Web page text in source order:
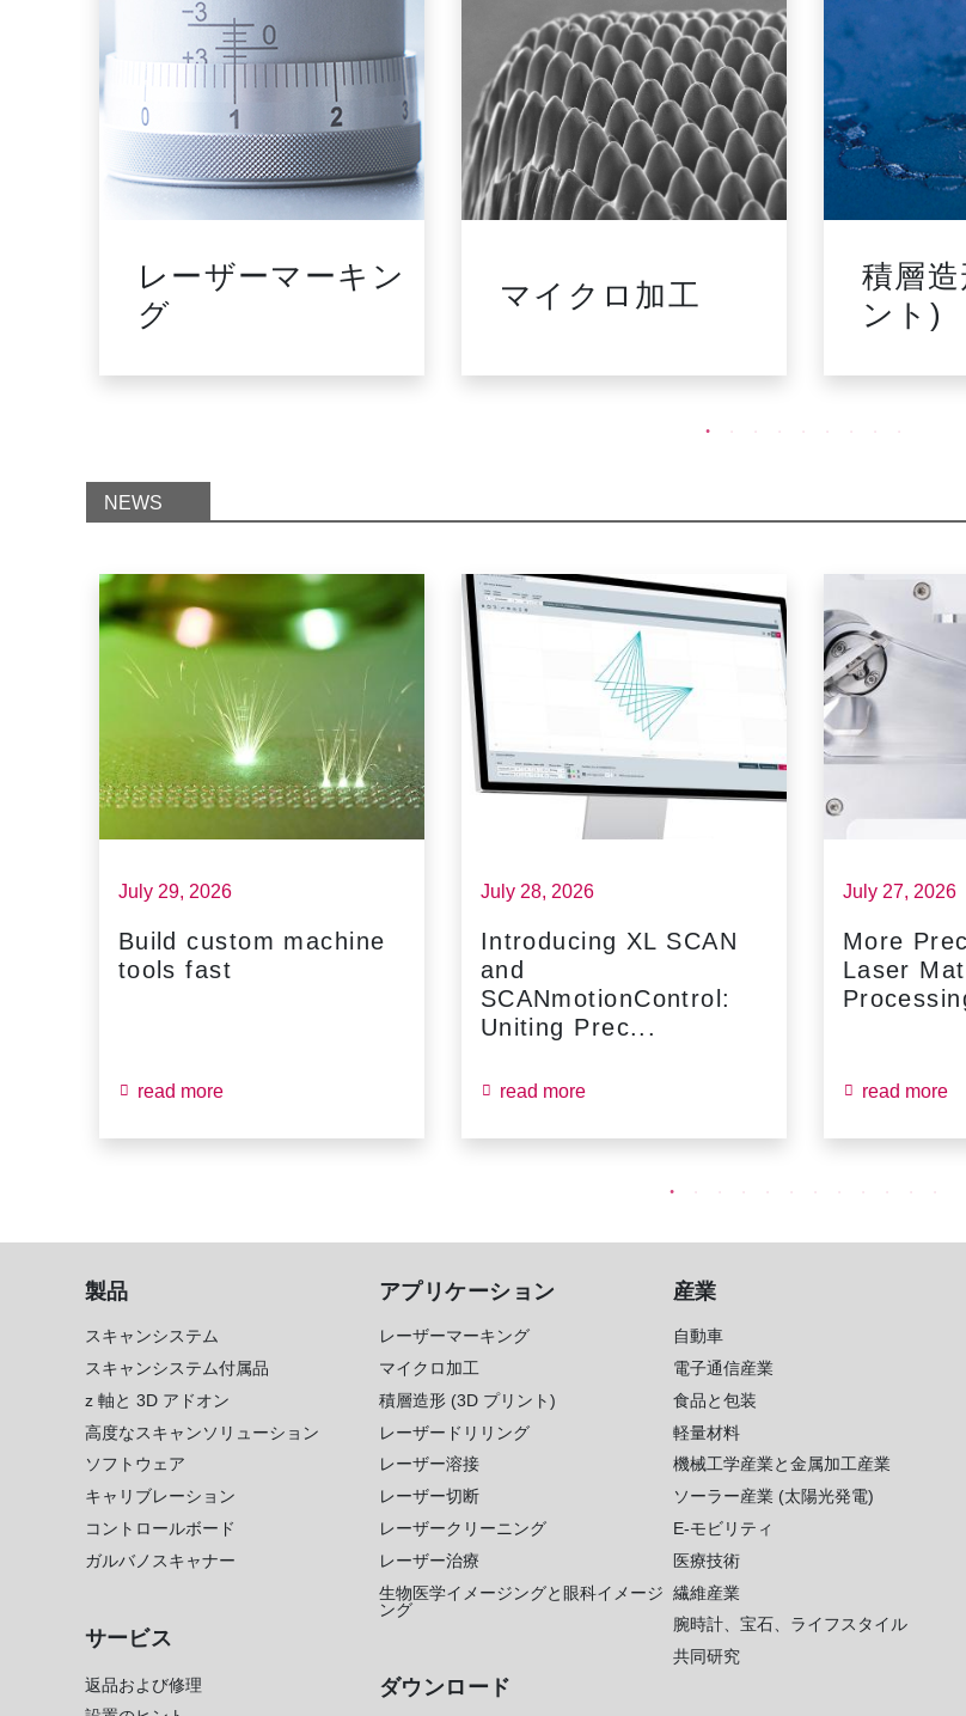
レーザーマーキン
グ
マイクロ加工
積層
ント)
NEWS
July 29, 2026
Build custom machine
tools fast
read more
July 28, 2026
Introducing XL SCAN
and
SCANmotionControl:
Uniting Prec...
read more
July 27, 2026
More
Laser
read more
製品
スキャンシステム
スキャンシステム付属品
z 軸と 3D アドオン
高度なスキャンソリューション
ソフトウェア
キャリブレーション
コントロールボード
ガルバノスキャナー
サービス
返品および修理
アプリケーション
レーザーマーキング
マイクロ加工
積層造形 (3D プリント)
レーザードリリング
レーザー溶接
レーザー切断
レーザークリーニング
レーザー治療
生物医学イメージングと眼科イメージ
ング
ダウンロード
産業
自動車
電子通信産業
食品と包装
軽量材料
機械工学産業と金属加工産業
ソーラー産業 (太陽光発電)
E-モビリティ
医療技術
繊維産業
腕時計、宝石、ライフスタイル
共同研究